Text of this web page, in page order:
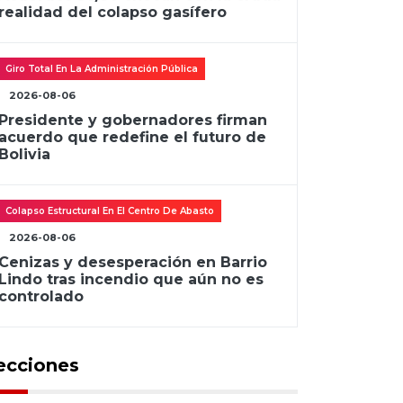
realidad del colapso gasífero
Giro Total En La Administración Pública
2026-08-06
Presidente y gobernadores firman
acuerdo que redefine el futuro de
Bolivia
Colapso Estructural En El Centro De Abasto
2026-08-06
Cenizas y desesperación en Barrio
Lindo tras incendio que aún no es
controlado